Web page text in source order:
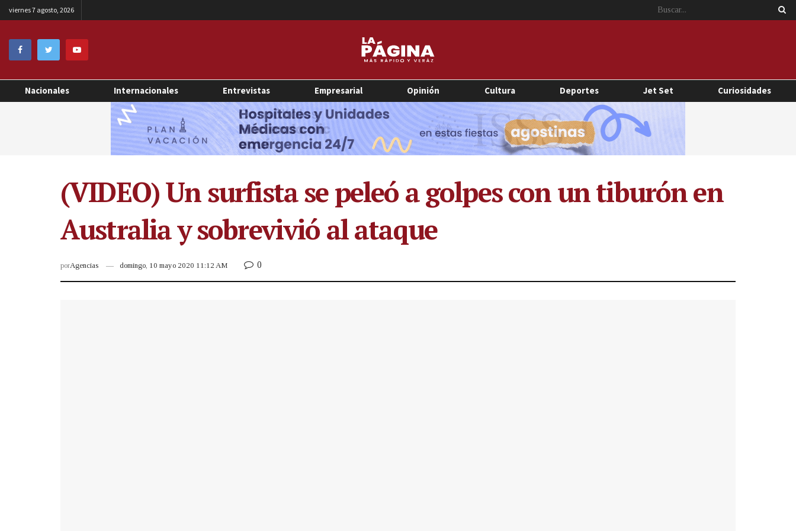
viernes 7 agosto, 2026
Nacionales Internacionales Entrevistas Empresarial Opinión Cultura Deportes Jet Set Curiosidades
(VIDEO) Un surfista se peleó a golpes con un tiburón en
Australia y sobrevivió al ataque
porAgencias domingo, 10 mayo 2020 11:12 AM 0